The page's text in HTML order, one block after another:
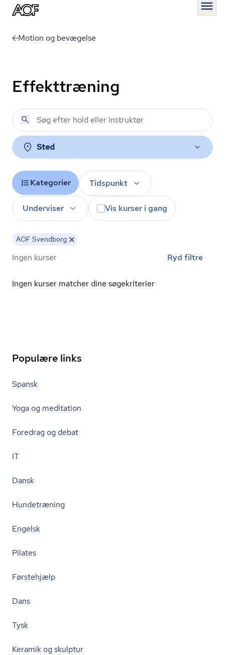
Motion og bevægelse
Effekttræning
Sted
Kategorier Tidspunkt
Underviser Vis kurser i gang
AOF Svendborg
Ingen kurser Ryd filtre
Ingen kurser matcher dine søgekriterier
Populære links
Spansk
Yoga og meditation
Foredrag og debat
IT
Dansk
Hundetræning
Engelsk
Pilates
Førstehjælp
Dans
Tysk
Keramik og skulptur